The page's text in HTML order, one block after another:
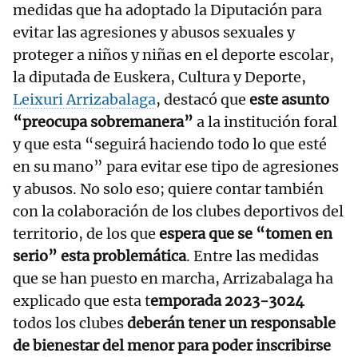
medidas que ha adoptado la Diputación para
evitar las agresiones y abusos sexuales y
proteger a niños y niñas en el deporte escolar,
la diputada de Euskera, Cultura y Deporte,
Leixuri Arrizabalaga, destacó que este asunto
“preocupa sobremanera” a la institución foral
y que esta “seguirá haciendo todo lo que esté
en su mano” para evitar ese tipo de agresiones
y abusos. No solo eso; quiere contar también
con la colaboración de los clubes deportivos del
territorio, de los que espera que se “tomen en
serio” esta problemática. Entre las medidas
que se han puesto en marcha, Arrizabalaga ha
explicado que esta temporada 2023-3024
todos los clubesdeberán tener un responsable
de bienestar del menor para poder inscribirse